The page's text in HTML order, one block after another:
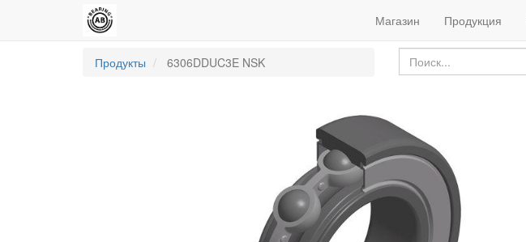
Магазин Продукция
Продукты 6306DDUC3E NSK